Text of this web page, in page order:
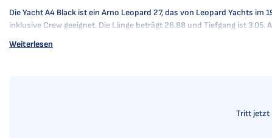
Die Yacht A4 Black ist ein Arno Leopard 27, das von Leopard Yachts
inklusive Crew geeignet. Die Länge beträgt 26.88 und Tiefgang ist
Weiterlesen
Tritt jetzt